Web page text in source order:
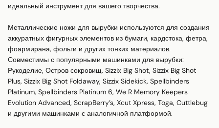
идеальный инструмент для вашего творчества.
Металлические ножи для вырубки используются для создания
аккуратных фигурных элементов из бумаги, кардстока, фетра,
фоармирана, фольги и других тонких материалов.
Совместимы с популярными машинками для вырубки:
Рукоделие, Остров сокровищ, Sizzix Big Shot, Sizzix Big Shot
Plus, Sizzix Big Shot Foldaway, Sizzix Sidekick, Spellbinders
Platinum, Spellbinders Platinum 6, We R Memory Keepers
Evolution Advanced, ScrapBerry’s, Xcut Xpress, Toga, Cuttlebug
и другими машинками с аналогичной платформой.